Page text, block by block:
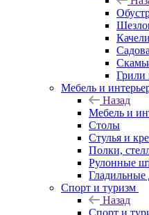
Грили
Мебель и
Назад
Мебель и
Столы
Стулья и
Полки,
Рулонные
Гладильные
Спорт и туризм
Назад
Спорт и